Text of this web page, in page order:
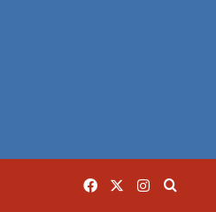
Facebook Instagram